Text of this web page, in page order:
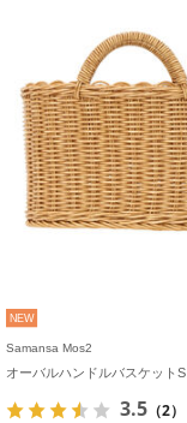
NEW
Samansa Mos2
オーバルハンドルバスケットS
3.5 （2）